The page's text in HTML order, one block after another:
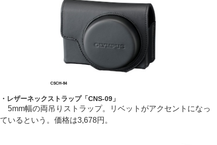
CSCH-84
・レザーネックストラップ「CNS-09」
5mm幅の両吊りストラップ。リベットがアクセントになっ
ているという。価格は3,678円。